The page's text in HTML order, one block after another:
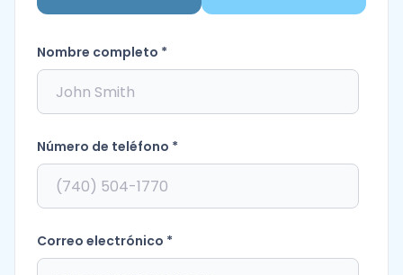
Nombre completo *
Correo electrónico *
Número de teléfono *